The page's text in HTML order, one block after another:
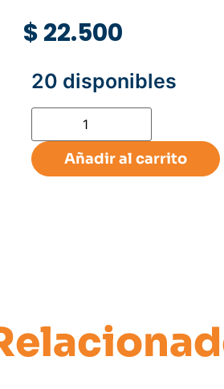
$22.500
20 disponibles
Añadir al carrito